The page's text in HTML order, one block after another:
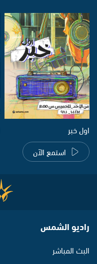
اول خبر
استمع الآن
راديو الشمس
البث المباشر